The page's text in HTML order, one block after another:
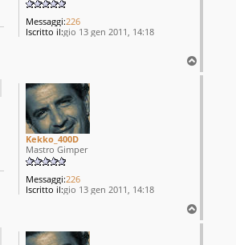
Messaggi:226
Iscritto il:gio 13 gen 2011, 14:18
o
Kekko_400D
Mastro Gimper
Messaggi:226
Iscritto il:gio 13 gen 2011, 14:18
o